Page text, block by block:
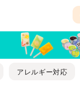
アレルギー対応